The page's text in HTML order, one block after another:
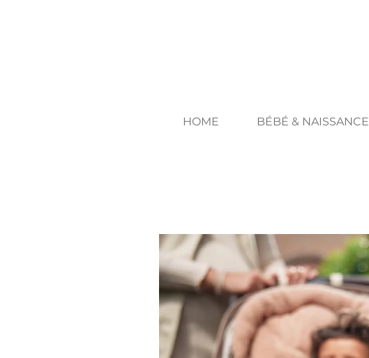
HOME BÉBÉ & NAISSANCE